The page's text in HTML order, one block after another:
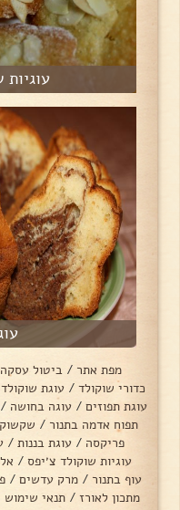
מפת אתר / ביטול עסקה
כדורי שוקולד / עוגת שוקולד
עוגת תפוזים / עוגה בחושה /
תפוח אדמה בתנור /
פריקסה / עוגת בננות /
עוגיות שוקולד צ׳יפס /
עוף בתנור / מרק עדשים /
מתכון לאורז / תנאי שימוש